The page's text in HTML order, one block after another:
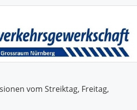
vom Streiktag, Freitag,